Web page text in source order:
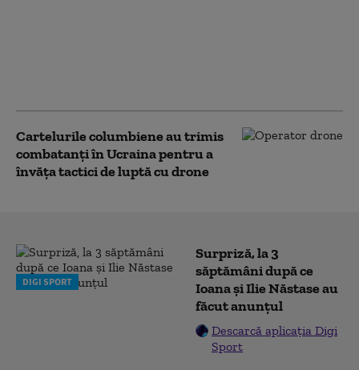
Cartelurile columbiene au trimis
combatanți în Ucraina pentru a
învăța tactici de luptă cu drone
DIGI SPORT
Surpriză, la 3
săptămâni după ce
Ioana și Ilie Năstase au
făcut anunțul
Descarcă aplicația Digi
Sport